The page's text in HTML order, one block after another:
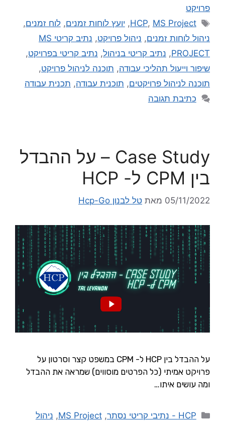
פרויקט
HCP, MS Project
, יועץ לוחות זמנים,לוח זמנים,
ניהול לוחות זמנים, ניהול פרויקט,
נתיב קריטי MS
PROJECT
, נתיב קריטי בניהול, נתיב קריטי בפרויקט,
שיפור וייעול תהליכי עבודה, תוכנה לניהול פרויקט,
תוכנה לניהול פרויקטים, תוכנית עבודה, תכנית עבודה
כתיבת תגובה
Case Study – על ההבדל
בין CPM ל- HCP
05/11/2022 מאת טל לבנון Hcp-Go
על ההבדל בין HCP ל- CPM במשפט קצר וסרטון על
פרויקט אמיתי (כל הפרטים מוסווים) שמראה את ההבדל
ומה עושים איתו…
HCP - נתיבי קריטי נסתר ,
MS Project
, ניהול